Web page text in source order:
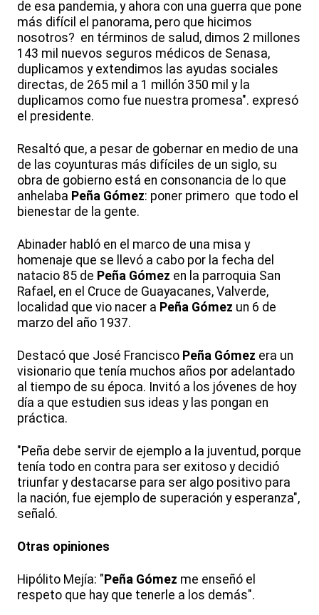
de esa pandemia, y ahora con una guerra que pone
más difícil el panorama, pero que hicimos
nosotros? en términos de salud, dimos 2 millones
143 mil nuevos seguros médicos de Senasa,
duplicamos y extendimos las ayudas sociales
directas, de 265 mil a 1 millón 350 mil y la
duplicamos como fue nuestra promesa". expresó
el presidente.
Resaltó que, a pesar de gobernar en medio de una
de las coyunturas más difíciles de un siglo, su
obra de gobierno está en consonancia de lo que
anhelaba Peña Gómez: poner primero que todo el
bienestar de la gente.
Abinader habló en el marco de una misa y
homenaje que se llevó a cabo por la fecha del
natacio 85 de Peña Gómez en la parroquia San
Rafael, en el Cruce de Guayacanes, Valverde,
localidad que vio nacer a Peña Gómez un 6 de
marzo del año 1937.
Destacó que José Francisco Peña Gómez era un
visionario que tenía muchos años por adelantado
al tiempo de su época. Invitó a los jóvenes de hoy
día a que estudien sus ideas y las pongan en
práctica.
"Peña debe servir de ejemplo a la juventud, porque
tenía todo en contra para ser exitoso y decidió
triunfar y destacarse para ser algo positivo para
la nación, fue ejemplo de superación y esperanza",
señaló.
Otras opiniones
Hipólito Mejía: " Peña Gómez me enseñó el
respeto que hay que tenerle a los demás".